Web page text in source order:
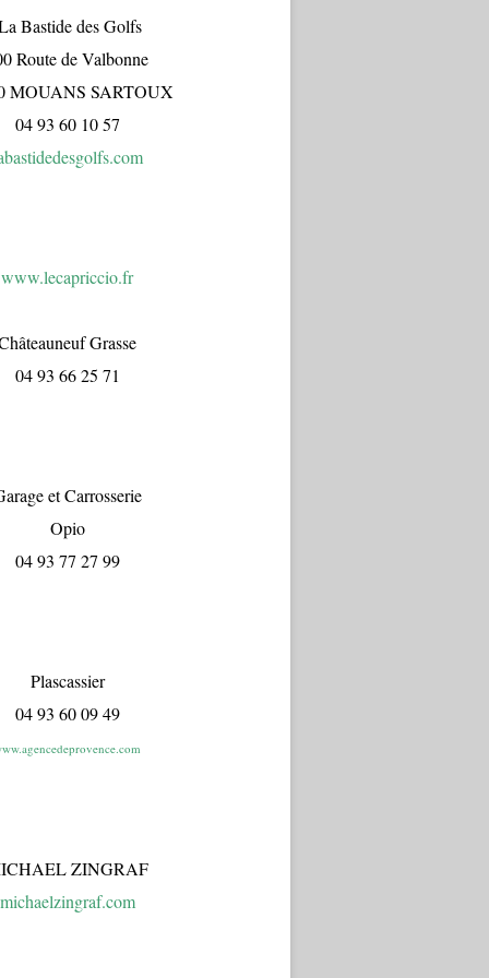
Bastide des Golfs
Route de Valbonne
MOUANS SARTOUX
04 93 60 10 57
www.lecapriccio.fr
Grasse
04 93 66 25 71
et Carrosserie
Opio
04 93 77 27 99
Plascassier
04 93 60 09 49
ZINGRAF
michaelzingraf.com